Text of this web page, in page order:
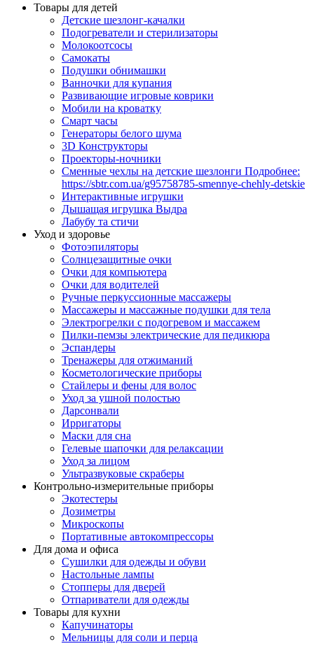
Товары для детей
Детские шезлонг-качалки
Подогреватели и стерилизаторы
Молокоотсосы
Самокаты
Подушки обнимашки
Ванночки для купания
Развивающие игровые коврики
Мобили на кроватку
Смарт часы
Генераторы белого шума
3D Конструкторы
Проекторы-ночники
Сменные чехлы на детские шезлонги Подробнее:
https://sbtr.com.ua/g95758785-smennye-chehly-detskie
Интерактивные игрушки
Дышащая игрушка Выдра
Лабубу та стичи
Уход и здоровье
Фотоэпиляторы
Солнцезащитные очки
Очки для компьютера
Очки для водителей
Ручные перкуссионные массажеры
Массажеры и массажные подушки для тела
Электрогрелки с подогревом и массажем
Пилки-пемзы электрические для педикюра
Эспандеры
Тренажеры для отжиманий
Косметологические приборы
Стайлеры и фены для волос
Уход за ушной полостью
Дарсонвали
Ирригаторы
Маски для сна
Гелевые шапочки для релаксации
Уход за лицом
Ультразвуковые скраберы
Контрольно-измерительные приборы
Экотестеры
Дозиметры
Микроскопы
Портативные автокомпрессоры
Для дома и офиса
Сушилки для одежды и обуви
Настольные лампы
Стопперы для дверей
Отпариватели для одежды
Товары для кухни
Капучинаторы
Мельницы для соли и перца